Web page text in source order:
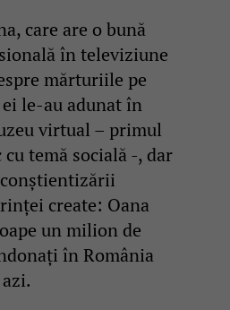
care are o bună
în televiziune
mărturiile pe
le-au adunat în
virtual – primul
temă socială -, dar
create: Oana
un milion de
în România